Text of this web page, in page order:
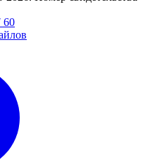
60